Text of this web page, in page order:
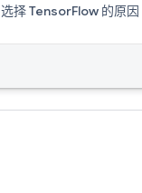
选择 TensorFlow 的原因